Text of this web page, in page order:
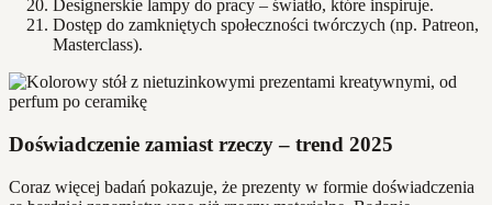
Designerskie lampy do pracy – światło, które inspiruje.
Dostęp do zamkniętych społeczności twórczych (np. Patreon,
Masterclass).
Doświadczenie zamiast rzeczy – trend 2025
Coraz więcej badań pokazuje, że prezenty w formie doświadczenia